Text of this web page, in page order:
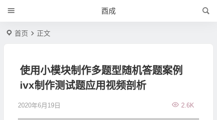
酉成
首页 正文
使用小模块制作多题型随机答题案例
ivx制作测试题应用视频剖析
2020年6月19日 2.6K